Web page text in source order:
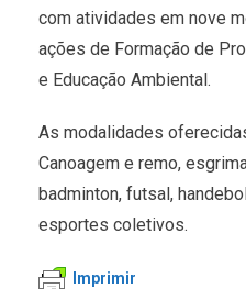
com atividades em nove
ações de Formação de
e Educação Ambiental.
As modalidades
Canoagem e remo,
badminton, futsal,
esportes coletivos.
Imprimir